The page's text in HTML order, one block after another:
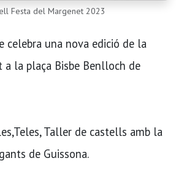
Festa del Margenet 2023
celebra una nova edició de la
a la plaça Bisbe Benlloch de
Taller de castells amb la
de Guissona.